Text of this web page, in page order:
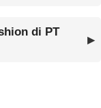
di PT